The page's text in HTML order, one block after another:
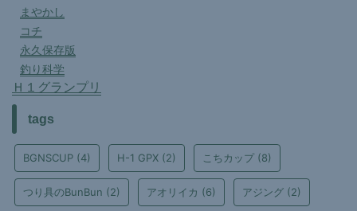
まやかし
コチ
永久保存版
釣り科学
Ｈ１グランプリ
tags
BGNSCUP (4) H-1 GPX (2) こちカップ (8)
つり具のBunBun (2) アオリイカ (6) アジング (2)